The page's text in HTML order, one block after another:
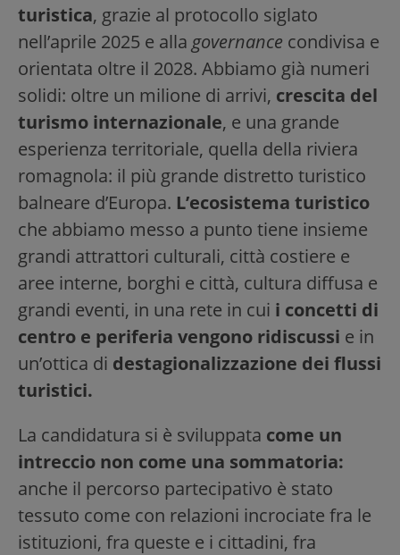
turistica, grazie al protocollo siglato
nell’aprile 2025 e alla governance condivisa e
orientata oltre il 2028. Abbiamo già numeri
solidi: oltre un milione di arrivi, crescita del
turismo internazionale, e una grande
esperienza territoriale, quella della riviera
romagnola: il più grande distretto turistico
balneare d’Europa. L’ecosistema turistico
che abbiamo messo a punto tiene insieme
grandi attrattori culturali, città costiere e
aree interne, borghi e città, cultura diffusa e
grandi eventi, in una rete in cui i concetti di
centro e periferia vengono ridiscussi e in
un’ottica di destagionalizzazione dei flussi
turistici.
La candidatura si è sviluppata come un
intreccio non come una sommatoria:
anche il percorso partecipativo è stato
tessuto come con relazioni incrociate fra le
istituzioni, fra queste e i cittadini, fra